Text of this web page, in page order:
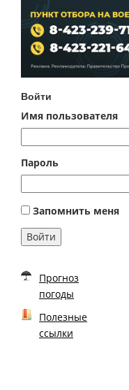
Войти
Имя пользователя
Пароль
Запомнить меня
Войти
Прогноз
погоды
Полезные
ссылки